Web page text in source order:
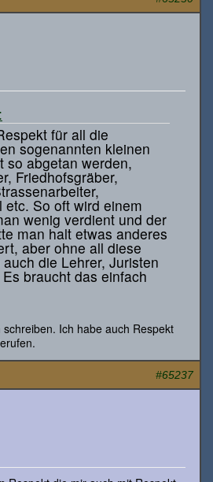
für all die
sogenannten kleinen
so abgetan werden,
Friedhofsgräber,
etc. So oft wird einem
wenig verdient und der
man halt etwas anderes
aber ohne all diese
die Lehrer, Juristen
braucht das einfach
Ich habe auch Respekt
#65237